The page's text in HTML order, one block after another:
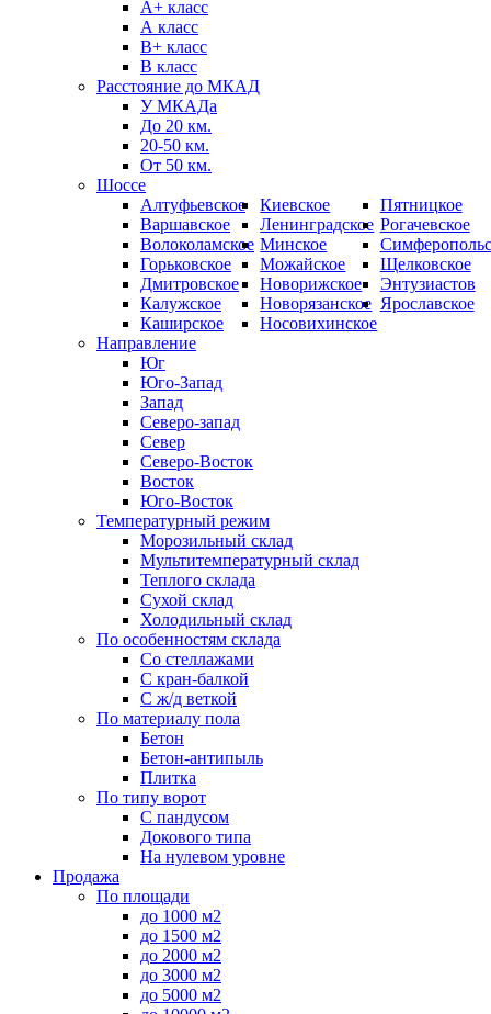
А+ класс
А класс
B+ класс
В класс
Расстояние до МКАД
У МКАДа
До 20 км.
20-50 км.
От 50 км.
Шоссе
Алтуфьевское
Варшавское
Волоколамское
Горьковское
Дмитровское
Калужское
Каширское
Киевское
Ленинградское
Минское
Можайское
Новорижское
Новорязанское
Носовихинское
Пятницкое
Рогачевское
Щелковское
Энтузиастов
Ярославское
Направление
Юг
Юго-Запад
Запад
Северо-запад
Север
Северо-Восток
Восток
Юго-Восток
Температурный режим
Морозильный склад
Мультитемпературный склад
Теплого склада
Сухой склад
Холодильный склад
По особенностям склада
Со стеллажами
С кран-балкой
С ж/д веткой
По материалу пола
Бетон
Бетон-антипыль
Плитка
По типу ворот
С пандусом
Докового типа
На нулевом уровне
Продажа
По площади
до 1000 м2
до 1500 м2
до 2000 м2
до 3000 м2
до 5000 м2